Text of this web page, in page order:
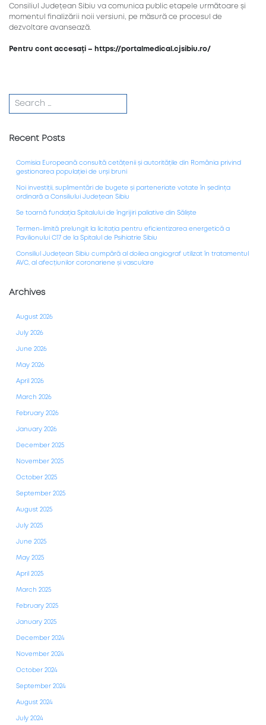
Consiliul Județean Sibiu va comunica public etapele următoare și
momentul finalizării noii versiuni, pe măsură ce procesul de
dezvoltare avansează.
Pentru cont accesați – https://portalmedical.cjsibiu.ro/
Recent Posts
Comisia Europeană consultă cetățenii și autoritățile din România privind
gestionarea populației de urși bruni
Noi investiții, suplimentări de bugete și parteneriate votate în ședința
ordinară a Consiliului Județean Sibiu
Se toarnă fundația Spitalului de îngrijiri paliative din Săliște
Termen-limită prelungit la licitația pentru eficientizarea energetică a
Pavilionului C17 de la Spitalul de Psihiatrie Sibiu
Consiliul Județean Sibiu cumpără al doilea angiograf utilizat în tratamentul
AVC, al afecțiunilor coronariene și vasculare
Archives
August 2026
July 2026
June 2026
May 2026
April 2026
March 2026
February 2026
January 2026
December 2025
November 2025
October 2025
September 2025
August 2025
July 2025
June 2025
May 2025
April 2025
March 2025
February 2025
January 2025
December 2024
November 2024
October 2024
September 2024
August 2024
July 2024